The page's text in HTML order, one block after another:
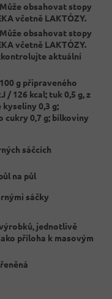
Může obsahovat stopy
včetně LAKTÓZY.
Může obsahovat stopy
včetně LAKTÓZY.
aktuální
g připraveného
/ 126 kcal; tuk 0,5 g, z
0,3 g;
cukry 0,7 g; bílkoviny
sáčcích
na půl
sáčky
jednotlivě
příloha k masovým